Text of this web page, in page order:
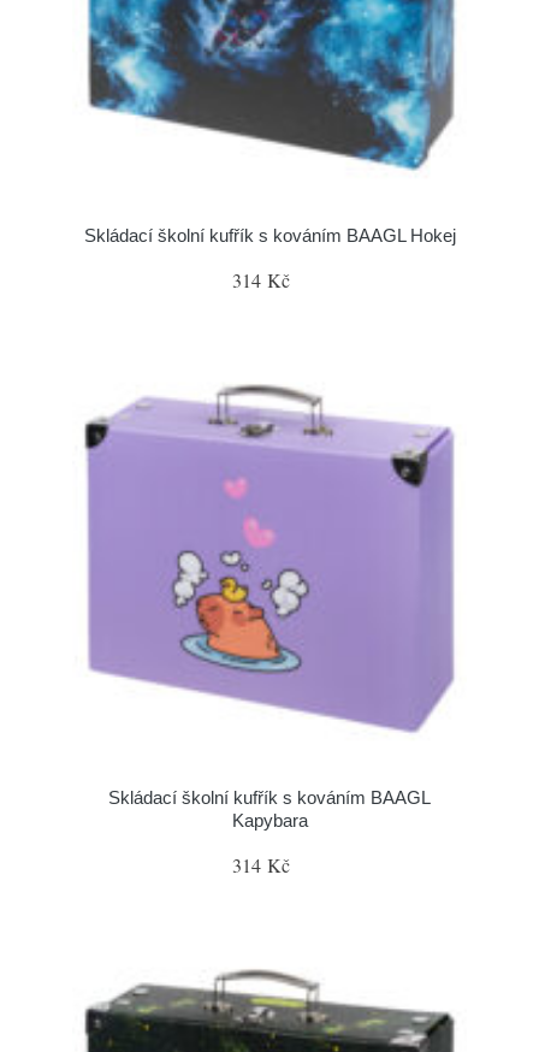
Skládací školní kufřík s kováním BAAGL Hokej
314 Kč
Skládací školní kufřík s kováním BAAGL
Kapybara
314 Kč